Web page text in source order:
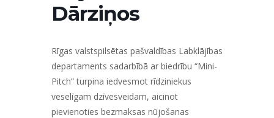
Dārziņos
Rīgas valstspilsētas pašvaldības Labklājības
departaments sadarbībā ar biedrību “Mini-
Pitch”turpina iedvesmot rīdziniekus
veselīgam dzīvesveidam, aicinot
pievienoties bezmaksas nūjošanas